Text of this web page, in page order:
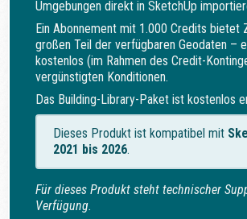
Umgebungen direkt in SketchUp
Ein Abonnement mit 1.000 Credits bietet
großen Teil der verfügbaren Geodaten –
kostenlos (im Rahmen des Credit-
vergünstigten Konditionen.
Das Building-Library-Paket ist kostenlos
Dieses Produkt ist kompatibel mit
2021 bis 2026.
Für dieses Produkt steht technischer
Verfügung.